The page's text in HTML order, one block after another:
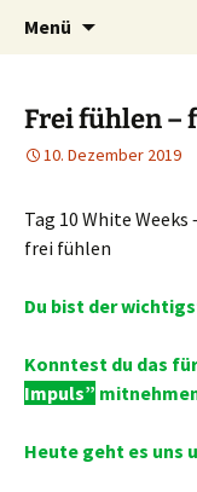
Lerne deinen
Freude und
Menü
Frei fühlen –
10. Dezember 2019
Tag 10 White
frei fühlen
Du bist der
Konntest du das
Impuls”
Heute geht es uns